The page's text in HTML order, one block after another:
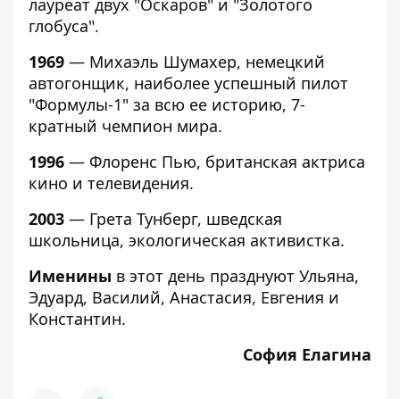
лауреат двух "Оскаров" и "Золотого
глобуса".
1969 — Михаэль Шумахер, немецкий
автогонщик, наиболее успешный пилот
"Формулы-1" за всю ее историю, 7-
кратный чемпион мира.
1996 — Флоренс Пью, британская актриса
кино и телевидения.
2003 — Грета Тунберг, шведская
школьница, экологическая активистка.
Именины в этот день празднуют Ульяна,
Эдуард, Василий, Анастасия, Евгения и
Константин.
София Елагина